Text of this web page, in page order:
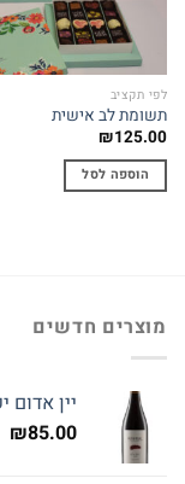
לפי תקציב
תשומת לב אישית
₪125.00
הוספה לסל
מוצרים חדשים
יין אדום
₪85.00